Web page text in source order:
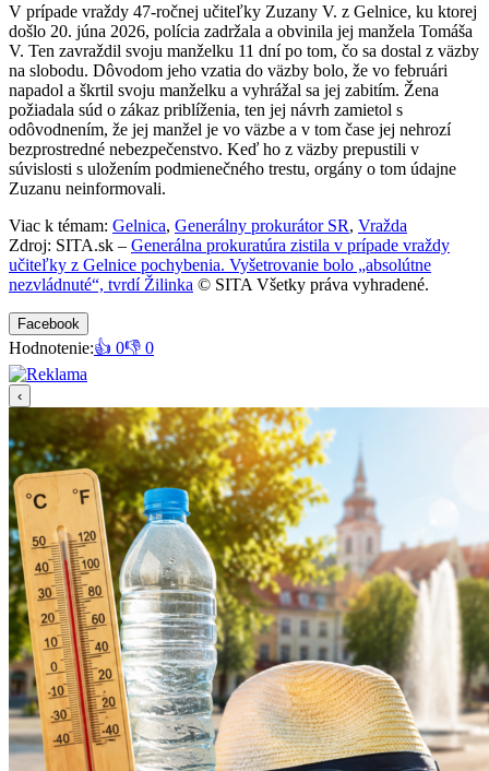
V prípade vraždy 47-ročnej učiteľky Zuzany V. z Gelnice, ku ktorej
došlo 20. júna 2026, polícia zadržala a obvinila jej manžela Tomáša
V. Ten zavraždil svoju manželku 11 dní po tom, čo sa dostal z väzby
na slobodu. Dôvodom jeho vzatia do väzby bolo, že vo februári
napadol a škrtil svoju manželku a vyhrážal sa jej zabitím. Žena
požiadala súd o zákaz priblíženia, ten jej návrh zamietol s
odôvodnením, že jej manžel je vo väzbe a v tom čase jej nehrozí
bezprostredné nebezpečenstvo. Keď ho z väzby prepustili v
súvislosti s uložením podmienečného trestu, orgány o tom údajne
Zuzanu neinformovali.
Viac k témam: Gelnica, Generálny prokurátor SR, Vražda
Zdroj: SITA.sk – Generálna prokuratúra zistila v prípade vraždy
učiteľky z Gelnice pochybenia. Vyšetrovanie bolo „absolútne
nezvládnuté“, tvrdí Žilinka © SITA Všetky práva vyhradené.
Facebook
Hodnotenie:👍 0👎 0
‹